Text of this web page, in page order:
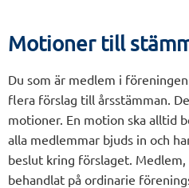
Motioner till
Du som är medlem i
flera förslag till årsstämman.
motioner. En motion ska alltid
alla medlemmar bjuds in och
beslut kring förslaget. Medlem,
behandlat på ordinarie